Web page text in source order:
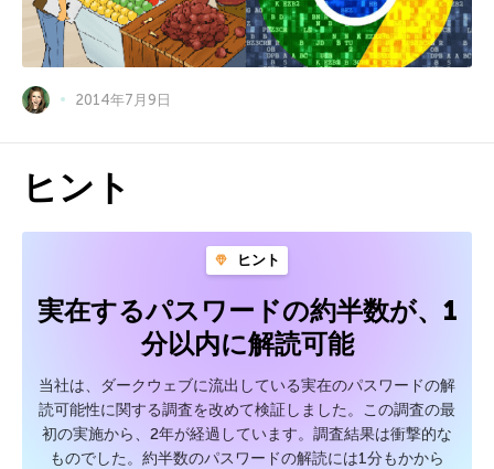
2014年7月9日
ヒント
ヒント
実在するパスワードの約半数が、1
分以内に解読可能
当社は、ダークウェブに流出している実在のパスワードの解
読可能性に関する調査を改めて検証しました。この調査の最
初の実施から、2年が経過しています。調査結果は衝撃的な
ものでした。約半数のパスワードの解読には1分もかから